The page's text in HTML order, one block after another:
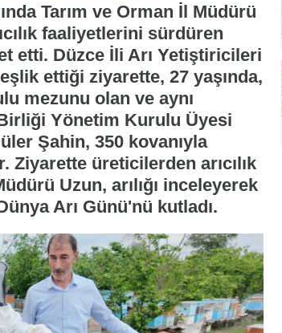
Tarım ve Orman İl Müdürü
faaliyetlerini sürdüren
etti. Düzce İli Arı Yetiştiricileri
ettiği ziyarette, 27 yaşında,
mezunu olan ve aynı
Yönetim Kurulu Üyesi
Şahin, 350 kovanıyla
Ziyarette üreticilerden arıcılık
Uzun, arılığı inceleyerek
Arı Günü'nü kutladı.